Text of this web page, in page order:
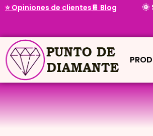
⭐ Opiniones de clientes📔 Blog 🌞